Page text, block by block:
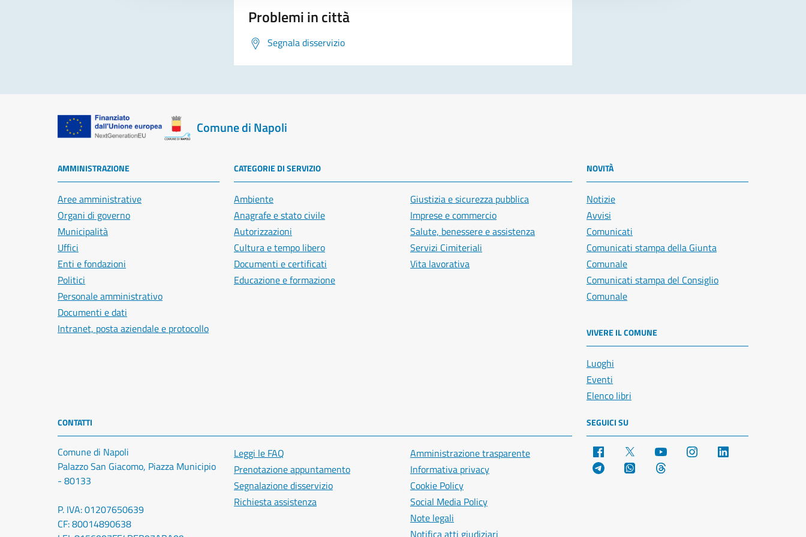
Problemi in città
Segnala disservizio
Comune di Napoli
AMMINISTRAZIONE
Aree amministrative
Organi di governo
Municipalità
Uffici
Enti e fondazioni
Politici
Personale amministrativo
Documenti e dati
Intranet, posta aziendale e protocollo
CATEGORIE DI SERVIZIO
Ambiente
Anagrafe e stato civile
Autorizzazioni
Cultura e tempo libero
Documenti e certificati
Educazione e formazione
Giustizia e sicurezza pubblica
Imprese e commercio
Salute, benessere e assistenza
Servizi Cimiteriali
Vita lavorativa
NOVITÀ
Notizie
Avvisi
Comunicati
Comunicati stampa della Giunta
Comunale
Comunicati stampa del Consiglio
Comunale
VIVERE IL COMUNE
Luoghi
Eventi
Elenco libri
CONTATTI
Comune di Napoli
Palazzo San Giacomo, Piazza Municipio
- 80133
P. IVA: 01207650639
CF: 80014890638
Leggi le FAQ
Prenotazione appuntamento
Segnalazione disservizio
Richiesta assistenza
Amministrazione trasparente
Informativa privacy
Cookie Policy
Social Media Policy
Note legali
SEGUICI SU
Facebook YouTube Instagram
Telegram WhatsApp